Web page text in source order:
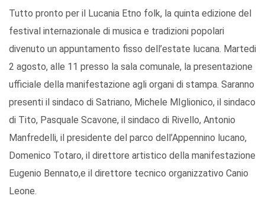
Tutto pronto per il Lucania Etno folk, la quinta edizione del
festival internazionale di musica e tradizioni popolari
divenuto un appuntamento fisso dell’estate lucana. Martedi
2 agosto, alle 11 presso la sala comunale, la presentazione
ufficiale della manifestazione agli organi di stampa. Saranno
presenti il sindaco di Satriano, Michele MIglionico, il sindaco
di Tito, Pasquale Scavone, il sindaco di Rivello, Antonio
Manfredelli, il presidente del parco dell’Appennino lucano,
Domenico Totaro, il direttore artistico della manifestazione
Eugenio Bennato,e il direttore tecnico organizzativo Canio
Leone.